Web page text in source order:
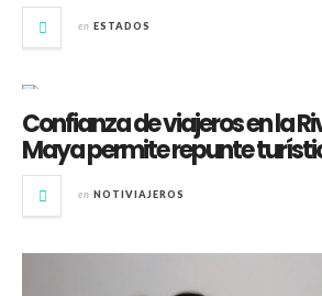
en ESTADOS
Confianza de viajeros en la
Maya permite repunte
en NOTIVIAJEROS